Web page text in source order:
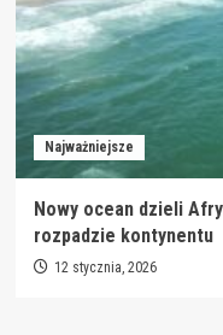
Najważniejsze
Nowy ocean dzieli
rozpadzie kontynentu
12 stycznia, 2026